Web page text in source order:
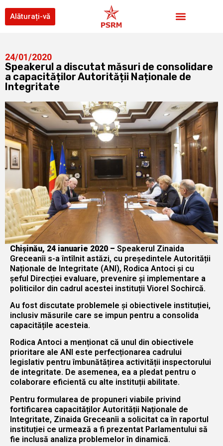
Alăturați-vă
24/01/2020
Speakerul a discutat măsuri de consolidare
a capacităților Autorității Naționale de
Integritate
Chișinău, 24 ianuarie 2020 – Speakerul Zinaida
Greceanîi s-a întîlnit astăzi, cu președintele Autorității
Naționale de Integritate (ANI), Rodica Antoci și cu
șeful Direcției evaluare, prevenire și implementare a
politicilor din cadrul acestei instituții Viorel Sochircă.
Au fost discutate problemele și obiectivele instituției,
inclusiv măsurile care se impun pentru a consolida
capacitățile acesteia.
Rodica Antoci a menționat că unul din obiectivele
prioritare ale ANI este perfecționarea cadrului
legislativ pentru îmbunătățirea activității inspectorului
de integritate. De asemenea, ea a pledat pentru o
colaborare eficientă cu alte instituții abilitate.
Pentru formularea de propuneri viabile privind
fortificarea capacităților Autorității Naționale de
Integritate, Zinaida Greceanîi a solicitat ca în raportul
instituției ce urmează a fi prezentat Parlamentului să
fie inclusă analiza problemelor în dinamică.